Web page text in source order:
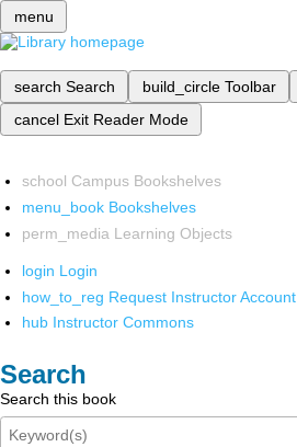
menu
search Search build_circle Toolbar
cancel Exit Reader Mode
school Campus Bookshelves
menu_book Bookshelves
perm_media Learning Objects
login Login
how_to_reg Request Instructor Account
hub Instructor Commons
Search
Search this book